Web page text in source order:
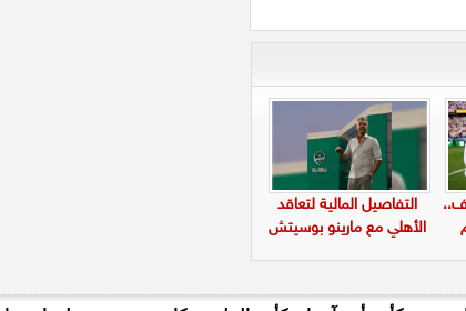
التفاصيل المالية لتعاقد
الأهلي مع مارينو بوسيتش